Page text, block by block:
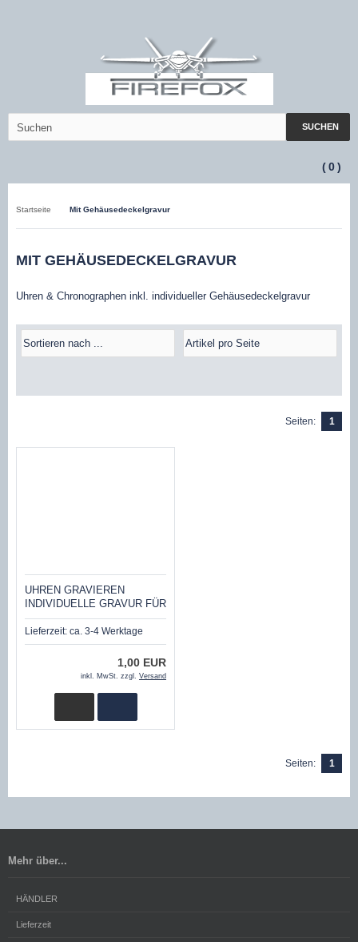
SUCHEN
(0)
Startseite Mit Gehäusedeckelgravur
MIT GEHÄUSEDECKELGRAVUR
Uhren & Chronographen inkl. individueller Gehäusedeckelgravur
Seiten: 1
UHREN GRAVIEREN
INDIVIDUELLE GRAVUR FÜR
EINE FIREFOX HERREN
DAMEN UHR
Lieferzeit: ca. 3-4 Werktage
1,00 EUR
inkl. MwSt. zzgl. Versand
Seiten: 1
Mehr über...
HÄNDLER
Lieferzeit